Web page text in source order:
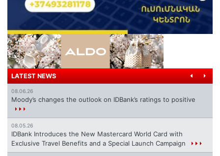
LATEST NEWS
08.06.26
Moody’s changes the outlook on IDBank’s ratings to positive
08.05.26
IDBank Introduces the New Mastercard World Card with
Exclusive Travel Benefits and a Special Launch Campaign